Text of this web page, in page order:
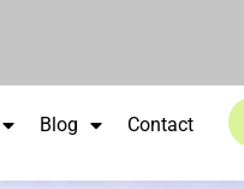
Blog Contact